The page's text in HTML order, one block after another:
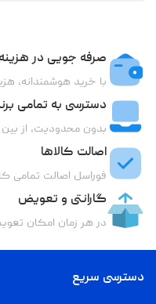
صرفه جویی در هزینه
با خرید هوشمندانه،
دسترسی به تمامی
بدون محدودیت، از بین
اصالت کالاها
فوراسل اصالت تمامی
گارانتی و تعویض
در هر زمان امکان
دسترسی سریع